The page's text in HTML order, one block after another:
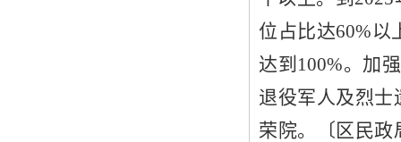
位占比达60%以
达到 100%。 加强
退役军人及烈士
荣院。
〔 区 民政